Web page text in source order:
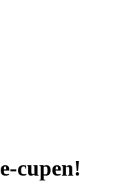
cupen!